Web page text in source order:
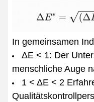
In gemeinsamen
ΔE < 1: Der
menschliche Auge
1 < ΔE < 2